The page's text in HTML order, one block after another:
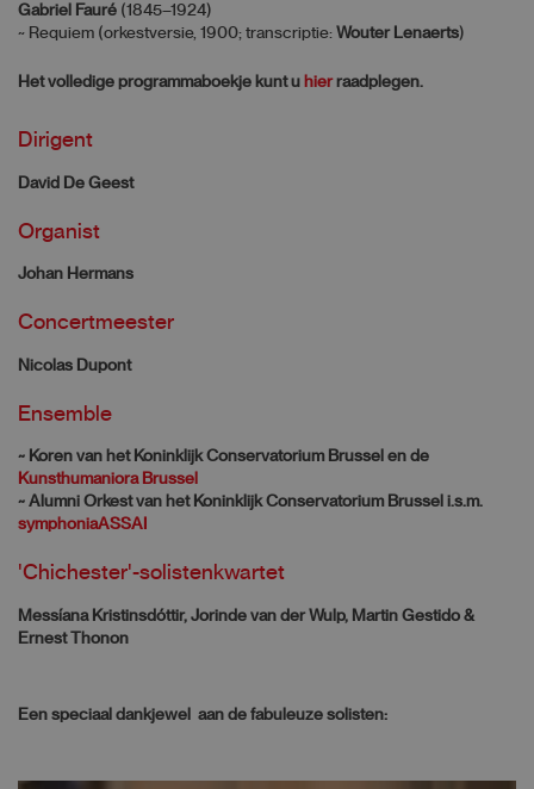
Gabriel Fauré (1845–1924)
~ Requiem (orkestversie, 1900; transcriptie: Wouter Lenaerts)
Het volledige programmaboekje kunt u hierraadplegen.
Dirigent
David De Geest
Organist
Johan Hermans
Concertmeester
Nicolas Dupont
Ensemble
~ Koren van het Koninklijk Conservatorium Brussel en de
Kunsthumaniora Brussel
~ Alumni Orkest van het Koninklijk Conservatorium Brussel i.s.m.
symphoniaASSAI
'Chichester'-solistenkwartet
Messíana Kristinsdóttir, Jorinde van der Wulp, Martin Gestido &
Ernest Thonon
Een speciaal dankjewel aan de fabuleuze solisten: